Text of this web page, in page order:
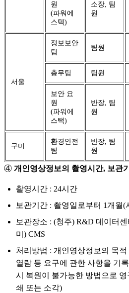
원
(파워에
스텍)
소장, 팀
원
서울
정보보안
팀
팀원
총무팀 팀원
보안 요
원
(파워에
스택)
반장, 팀
원
구미
환경안전
팀
반장, 팀
원
④ 개인영상정보의 촬영시간, 보관
촬영시간 : 24시간
보관기간 : 촬영일로부터 1개월
보관장소 : (청주) R&D 데이터
미) CMS
처리방법 : 개인영상정보의 목
열람 등 요구에 관한 사항을 기
시 복원이 불가능한 방법으로
쇄 또는 소각)